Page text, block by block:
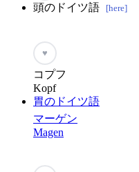
頭のドイツ語 [here]
♥
コプフ
Kopf
胃のドイツ語
マーゲン
Magen